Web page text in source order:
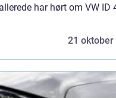
har hørt om VW ID
21 oktober